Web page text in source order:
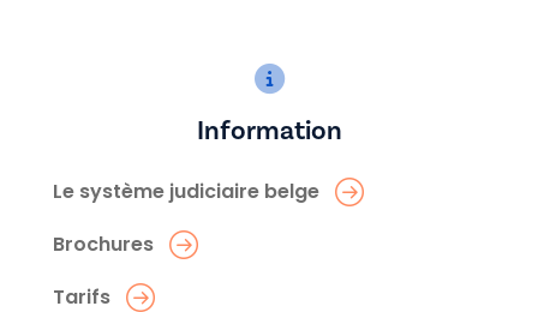
Information
Le système judiciaire belge
Brochures
Tarifs